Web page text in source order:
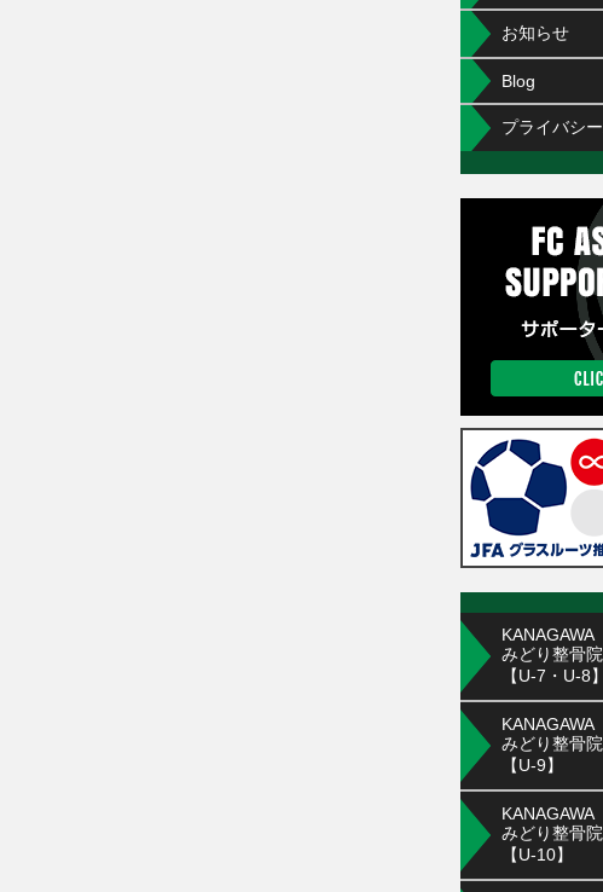
お知らせ
Blog
プライバシ
KANAGAWA
みどり整骨
【U-7・U-8】
KANAGAWA
みどり整骨
【U-9】
KANAGAWA
みどり整骨
【U-10】